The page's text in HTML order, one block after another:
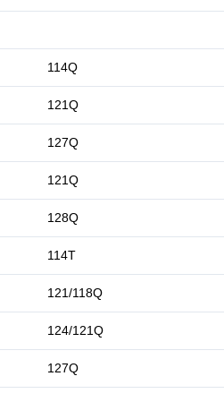
114Q
121Q
127Q
121Q
128Q
114T
121/118Q
124/121Q
127Q